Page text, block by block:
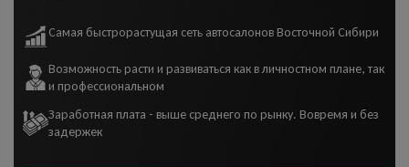
Самая быстрорастущая сеть автосалонов Восточной Сибири
Возможность расти и развиваться как в личностном плане, так
и профессиональном
Заработная плата - выше среднего по рынку. Вовремя и без
задержек